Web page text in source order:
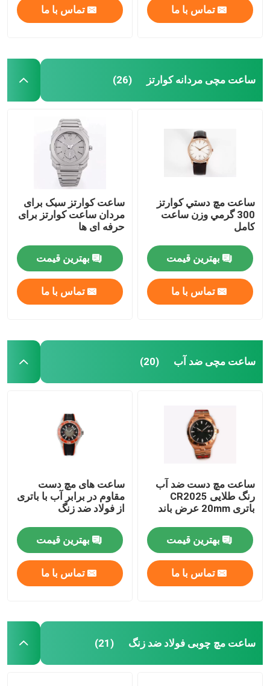
تماس با ما تماس با ما
ساعت مچی مردانه کوارتز (26)
ساعت مچ دستي کوارتز
300 گرمي وزن ساعت
کامل
بهترین قیمت
تماس با ما
ساعت کوارتز سبک برای
مردان ساعت کوارتز برای
حرفه ای ها
بهترین قیمت
تماس با ما
ساعت مچی ضد آب (20)
ساعت مچ دست ضد آب
رنگ طلایی CR2025
باتری 20mm عرض باند
بهترین قیمت
تماس با ما
ساعت های مچ دست
مقاوم در برابر آب با باتری
از فولاد ضد زنگ
بهترین قیمت
تماس با ما
ساعت مچ چوبی فولاد ضد زنگ (21)